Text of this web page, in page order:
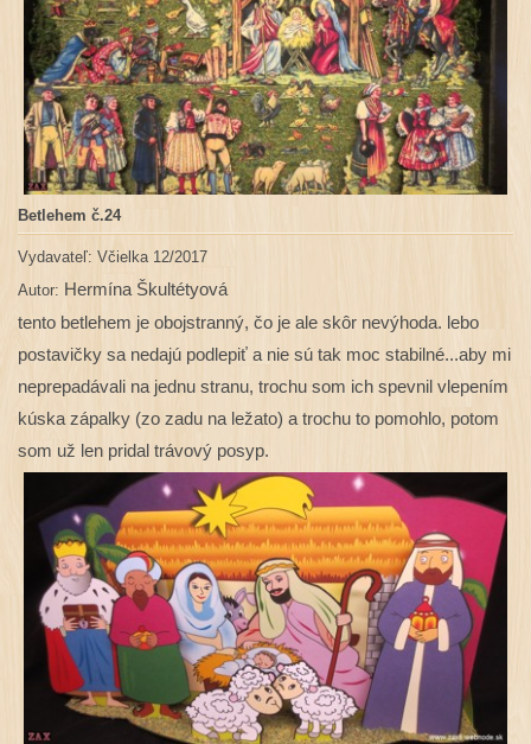
Betlehem č.24
Vydavateľ: Včielka 12/2017
Autor: Hermína Škultétyová
tento betlehem je obojstranný, čo je ale skôr nevýhoda. lebo
postavičky sa nedajú podlepiť a nie sú tak moc stabilné...aby mi
neprepadávali na jednu stranu, trochu som ich spevnil vlepením
kúska zápalky (zo zadu na ležato) a trochu to pomohlo, potom
som už len pridal trávový posyp.